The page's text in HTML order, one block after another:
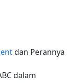
dan Perannya
dalam